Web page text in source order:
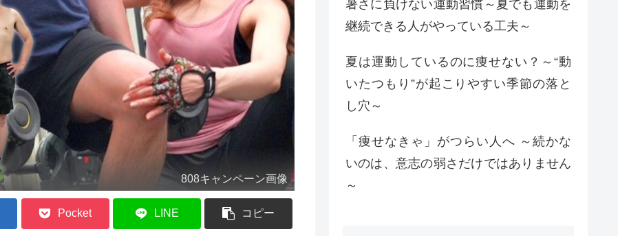
808キャンペーン画像
Pocket LINE コピー
暑さに負けない運動習慣～夏でも運動を
継続できる人がやっている工夫～
夏は運動しているのに痩せない？～“動
いたつもり”が起こりやすい季節の落と
し穴～
「痩せなきゃ」がつらい人へ ～続かな
いのは、意志の弱さだけではありません
～